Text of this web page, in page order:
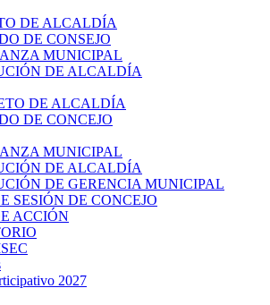
DE ALCALDÍA
DE CONSEJO
MUNICIPAL
DE ALCALDÍA
DE ALCALDÍA
DE CONCEJO
MUNICIPAL
DE ALCALDÍA
DE GERENCIA MUNICIPAL
SESIÓN DE CONCEJO
ACCIÓN
2027